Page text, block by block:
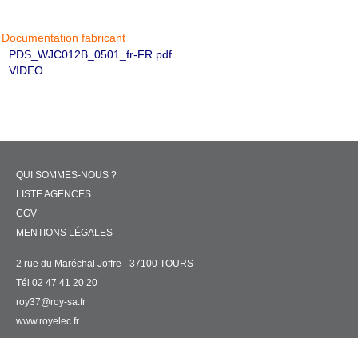
Documentation fabricant
PDS_WJC012B_0501_fr-FR.pdf
VIDEO
QUI SOMMES-NOUS ?
LISTE AGENCES
CGV
MENTIONS LÉGALES
2 rue du Maréchal Joffre - 37100 TOURS
Tél 02 47 41 20 20
roy37@roy-sa.fr
www.royelec.fr